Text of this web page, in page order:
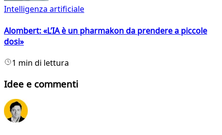
Intelligenza artificiale
Alombert: «L’IA è un pharmakon da prendere a piccole
dosi»
1 min di lettura
Idee e commenti